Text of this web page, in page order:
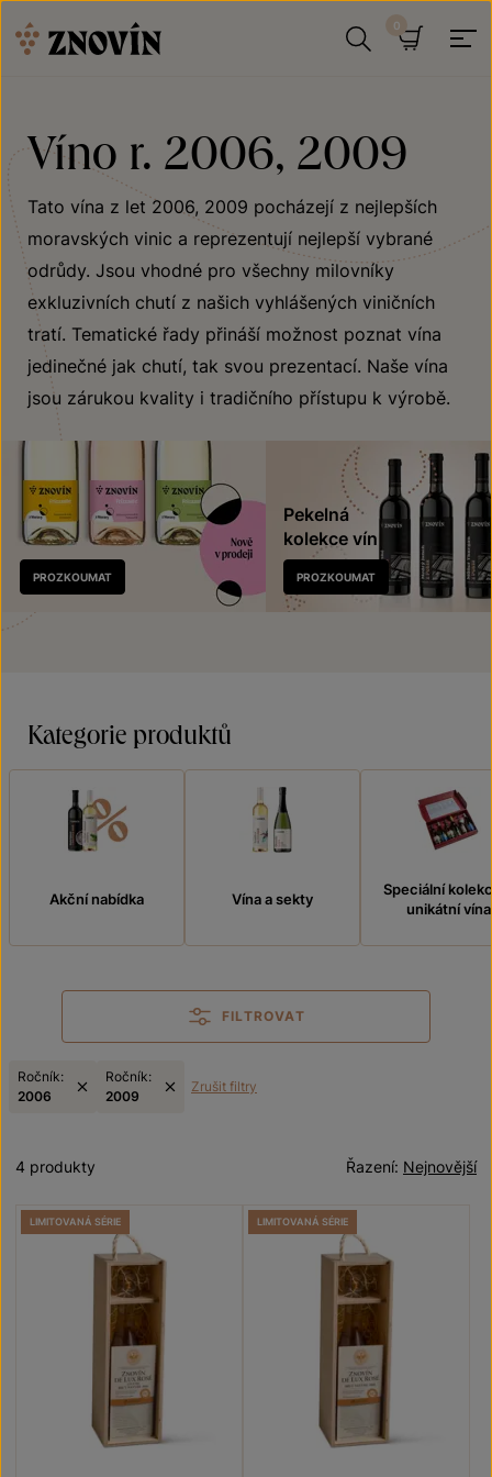
Víno r. 2006, 2009
Tato vína z let 2006, 2009 pocházejí z nejlepších
moravských vinic a reprezentují nejlepší vybrané
odrůdy. Jsou vhodné pro všechny milovníky
exkluzivních chutí z našich vyhlášených viničních
tratí. Tematické řady přináší možnost poznat vína
jedinečné jak chutí, tak svou prezentací. Naše vína
jsou zárukou kvality i tradičního přístupu k výrobě.
Nově
v prodeji
PROZKOUMAT
Pekelná
kolekce vín
PROZKOUMAT
Kategorie produktů
Akční nabídka Vína a sekty
Speciální
unikátní vína
FILTROVAT
Ročník:
2006
Ročník:
2009
Zrušit filtry
Nejnovější
Řazení:
4 produkty
LIMITOVANÁ SÉRIE LIMITOVANÁ SÉRIE